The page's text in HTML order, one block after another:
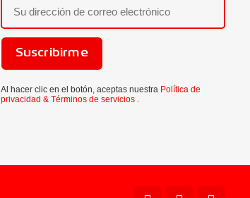
Suscribirme
Al hacer clic en el botón, aceptas nuestra Política de
privacidad & Términos de servicios